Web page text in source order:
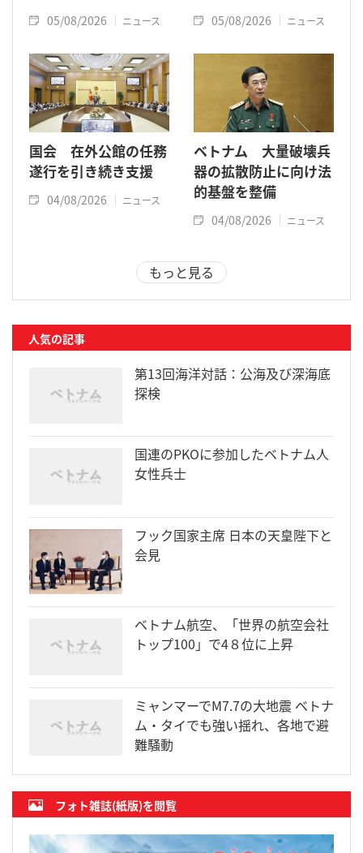
05/08/2026 ニュース 05/08/2026 ニュース
国会 在外公館の任務
遂行を引き続き支援
04/08/2026 ニュース
ベトナム 大量破壊兵
器の拡散防止に向け法
的基盤を整備
04/08/2026 ニュース
もっと見る
人気の記事
第13回海洋対話：公海及び深海底
探検
国連のPKOに参加したベトナム人
女性兵士
フック国家主席 日本の天皇陛下と
会見
ベトナム航空、「世界の航空会社
トップ100」で4８位に上昇
ミャンマーでM7.7の大地震 ベトナ
ム・タイでも強い揺れ、各地で避
難騒動
フォト雑誌(紙版)を閲覧